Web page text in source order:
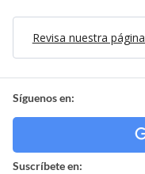
Revisa nuestra
Síguenos en:
Suscríbete en: